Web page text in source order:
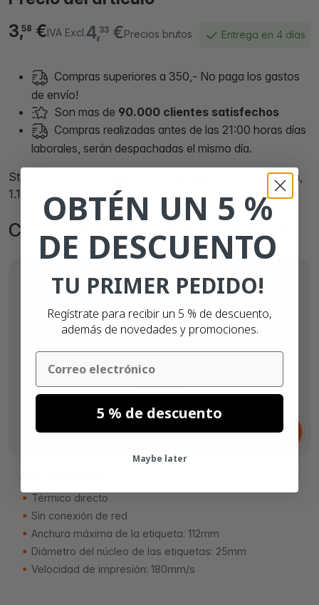
4,33€Precios brutos
3,58 €IVA Excl. Entrega en 4 días
Compras superiores a 350,- No paga los gastos
de envío!
Son mas de 90.000 clientes satisfechos
Compras realizadas antes de las 21:00 horas días
laborales, serán despachadas el mismo día.
Star TSP700-800 etiquetas compatibles, 50mm x 25mm,
1.150 etiquetas, blanco, removible
Comprados juntos habitualmente
499,00€
Star TSP800II
Térmico directo
Sin conexión de red
Anchura máxima de la etiqueta: 112mm
Diámetro del núcleo de las etiquetas: 25mm
Velocidad de impresión: 180mm/s
OBTÉN UN 5 %
DE DESCUENTO
TU PRIMER PEDIDO!
Regístrate para recibir un 5 % de descuento,
además de novedades y promociones.
Email
5 % de descuento
Maybe later